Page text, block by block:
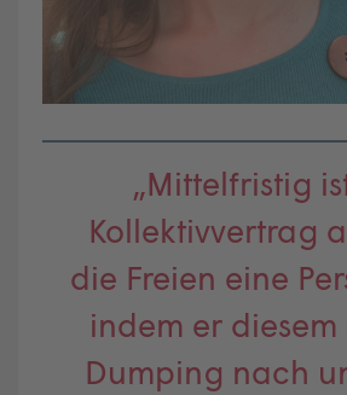
„Mittelfristig
Kollektivvertrag
die Freien eine
indem er diesem
Dumping nach